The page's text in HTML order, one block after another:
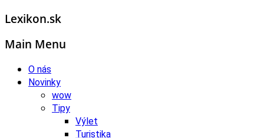
Lexikon.sk
Main Menu
O nás
Novinky
wow
Tipy
Výlet
Turistika